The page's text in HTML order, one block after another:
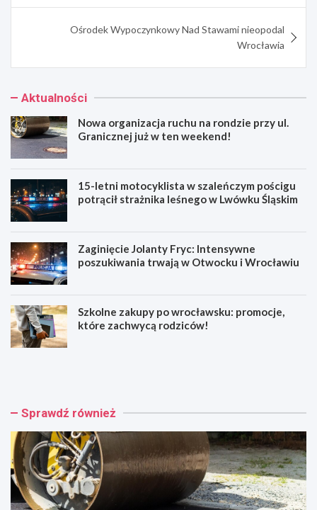
Ośrodek Wypoczynkowy Nad Stawami nieopodal
Wrocławia
Aktualności
Nowa organizacja ruchu na rondzie przy ul.
Granicznej już w ten weekend!
15-letni motocyklista w szaleńczym pościgu
potrącił strażnika leśnego w Lwówku Śląskim
Zaginięcie Jolanty Fryc: Intensywne
poszukiwania trwają w Otwocku i Wrocławiu
Szkolne zakupy po wrocławsku: promocje,
które zachwycą rodziców!
N
r
a
n
i
z
c
1
t
m
o
t
c
Sprawdź również